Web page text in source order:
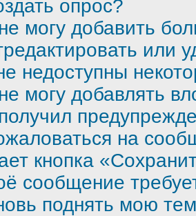
опрос?
могу добавить
или
недоступны
могу добавлять
на
кнопка
сообщение
поднять мою